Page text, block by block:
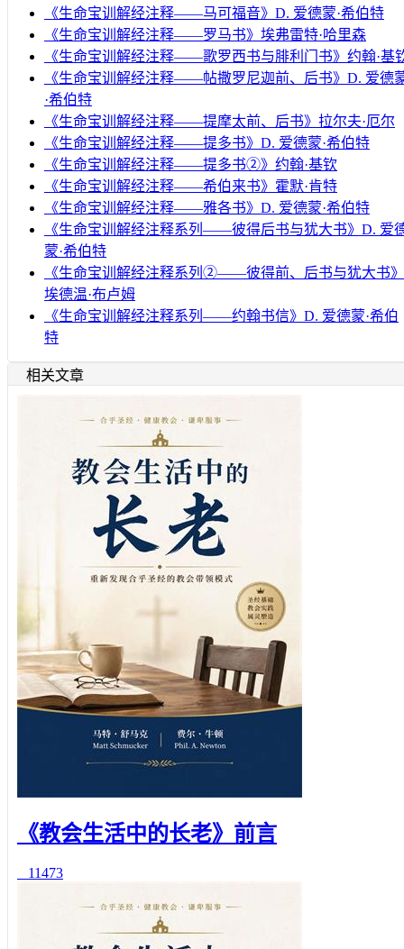
《生命宝训解经注释——马可福音》D. 爱德蒙·希伯特
《生命宝训解经注释——罗马书》埃弗雷特·哈里森
《生命宝训解经注释——歌罗西书与腓利门书》约翰·基
《生命宝训解经注释——帖撒罗尼迦前、后书》D. 爱德
·希伯特
《生命宝训解经注释——提摩太前、后书》拉尔夫·厄尔
《生命宝训解经注释——提多书》D. 爱德蒙·希伯特
《生命宝训解经注释——提多书②》约翰·基钦
《生命宝训解经注释——希伯来书》霍默·肯特
《生命宝训解经注释——雅各书》D. 爱德蒙·希伯特
《生命宝训解经注释系列——彼得后书与犹大书》D. 爱
蒙·希伯特
《生命宝训解经注释系列②——彼得前、后书与犹大书》
埃德温·布卢姆
《生命宝训解经注释系列——约翰书信》D. 爱德蒙·希伯
特
相关文章
《教会生活中的长老》前言
11473